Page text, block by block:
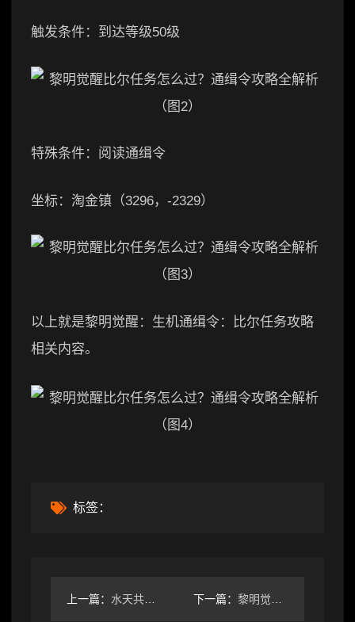
触发条件：到达等级50级
特殊条件：阅读通缉令
坐标：淘金镇（3296，-2329）
以上就是黎明觉醒：生机通缉令：比尔任务攻略
相关内容。
标签：
上一篇： 水天共书世界任务全流程解析，怎么过？超详细攻略 下一篇： 黎明觉醒生机走散同伴任务怎么完成全流程攻略